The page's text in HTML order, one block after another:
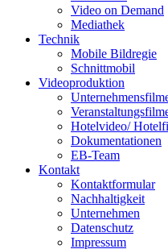
Video on Demand
Mediathek
Technik
Mobile Bildregie
Schnittmobil
Videoproduktion
Hotelvideo/
Dokumentationen
EB-Team
Kontakt
Kontaktformular
Nachhaltigkeit
Unternehmen
Datenschutz
Impressum